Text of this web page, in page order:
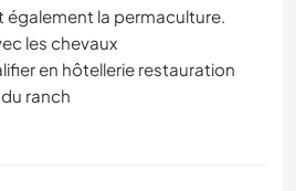
également la permaculture.
les chevaux
en hôtellerie restauration
ranch